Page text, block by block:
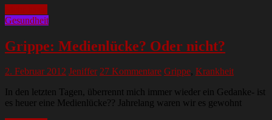
Gesundheit
Grippe: Medienlücke? Oder nicht?
2. Februar 2012 Jeniffer 27 Kommentare Grippe, Krankheit
In den letzten Tagen, überrennt mich immer wieder ein Gedanke- ist
es heuer eine Medienlücke?? Jahrelang waren wir es gewohnt